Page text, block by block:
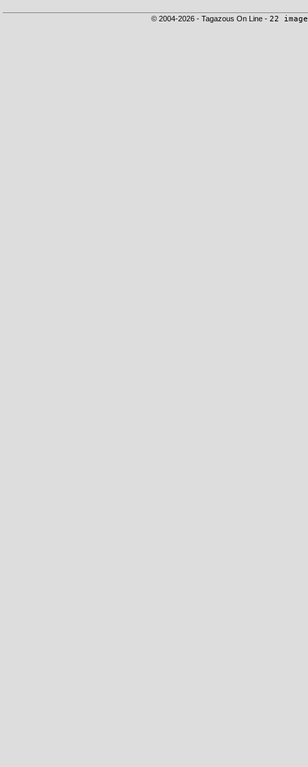
© 2004-2026 - Tagazous On Line - 22